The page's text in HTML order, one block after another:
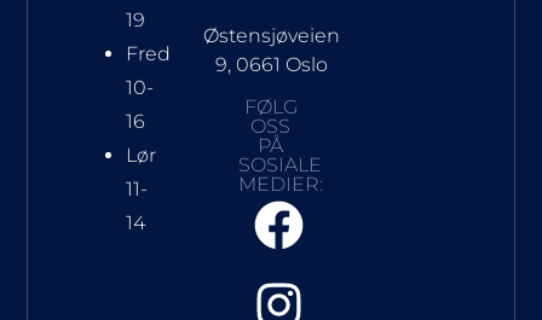
19
Fred
10-
16
Lør
11-
14
Østensjøveien
9, 0661 Oslo
FØLG
OSS
PÅ
SOSIALE
MEDIER: